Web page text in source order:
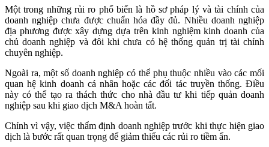
Một trong những rủi ro phổ biến là hồ sơ pháp lý và tài chính của
doanh nghiệp chưa được chuẩn hóa đầy đủ. Nhiều doanh nghiệp
địa phương được xây dựng dựa trên kinh nghiệm kinh doanh của
chủ doanh nghiệp và đôi khi chưa có hệ thống quản trị tài chính
chuyên nghiệp.
Ngoài ra, một số doanh nghiệp có thể phụ thuộc nhiều vào các mối
quan hệ kinh doanh cá nhân hoặc các đối tác truyền thống. Điều
này có thể tạo ra thách thức cho nhà đầu tư khi tiếp quản doanh
nghiệp sau khi giao dịch M&A hoàn tất.
Chính vì vậy, việc thẩm định doanh nghiệp trước khi thực hiện giao
dịch là bước rất quan trọng để giảm thiểu các rủi ro tiềm ẩn.